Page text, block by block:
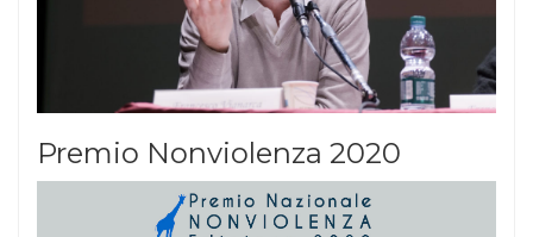
Premio Nonviolenza 2020